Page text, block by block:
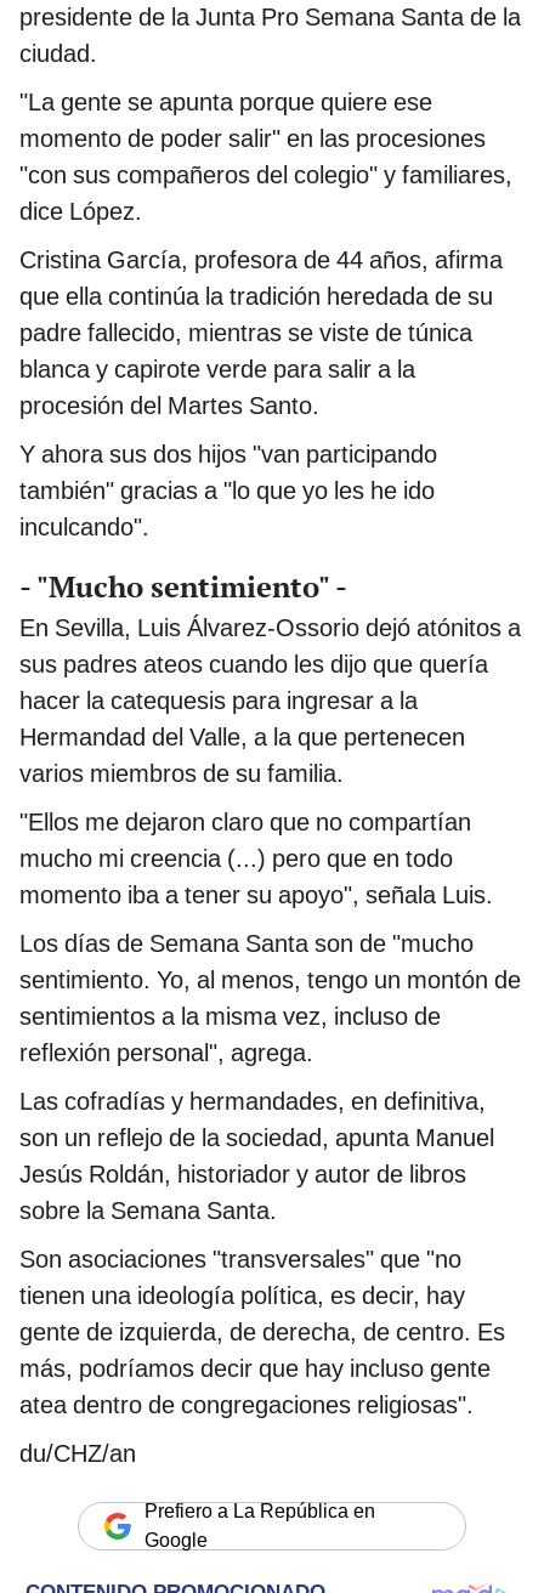
presidente de la Junta Pro Semana Santa de la
ciudad.
"La gente se apunta porque quiere ese
momento de poder salir" en las procesiones
"con sus compañeros del colegio" y familiares,
dice López.
Cristina García, profesora de 44 años, afirma
que ella continúa la tradición heredada de su
padre fallecido, mientras se viste de túnica
blanca y capirote verde para salir a la
procesión del Martes Santo.
Y ahora sus dos hijos "van participando
también" gracias a "lo que yo les he ido
inculcando".
- "Mucho sentimiento" -
En Sevilla, Luis Álvarez-Ossorio dejó atónitos a
sus padres ateos cuando les dijo que quería
hacer la catequesis para ingresar a la
Hermandad del Valle, a la que pertenecen
varios miembros de su familia.
"Ellos me dejaron claro que no compartían
mucho mi creencia (...) pero que en todo
momento iba a tener su apoyo", señala Luis.
Los días de Semana Santa son de "mucho
sentimiento. Yo, al menos, tengo un montón de
sentimientos a la misma vez, incluso de
reflexión personal", agrega.
Las cofradías y hermandades, en definitiva,
son un reflejo de la sociedad, apunta Manuel
Jesús Roldán, historiador y autor de libros
sobre la Semana Santa.
Son asociaciones "transversales" que "no
tienen una ideología política, es decir, hay
gente de izquierda, de derecha, de centro. Es
más, podríamos decir que hay incluso gente
atea dentro de congregaciones religiosas".
du/CHZ/an
Prefiero a La República en
Google